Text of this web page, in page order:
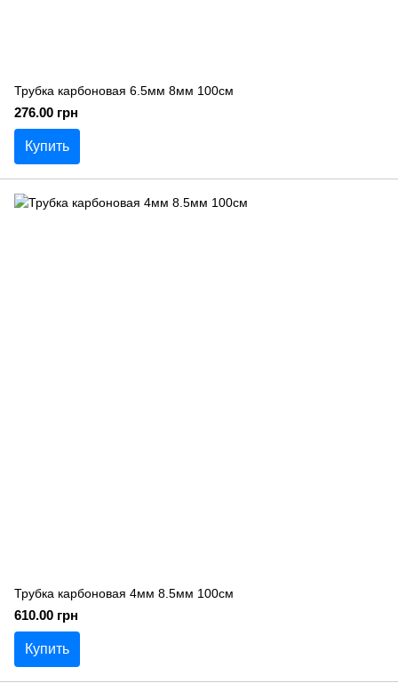
Трубка карбоновая 6.5мм 8мм 100см
276.00 грн
Купить
Трубка карбоновая 4мм 8.5мм 100см
610.00 грн
Купить